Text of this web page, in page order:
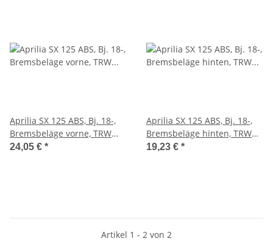
Aprilia SX 125 ABS, Bj. 18-,
Bremsbeläge vorne, TRW
Lucas MCB582, Organic
24,05 € *
Aprilia SX 125 ABS, Bj. 18-,
Bremsbeläge hinten, TRW
Lucas MCB519, Organic
19,23 € *
Artikel 1 - 2 von 2